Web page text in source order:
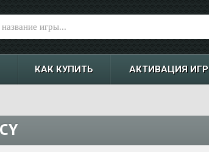
КАК КУПИТЬ АКТИВАЦИЯ ИГР